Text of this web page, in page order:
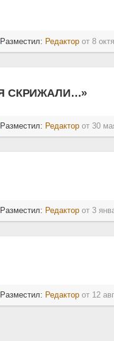
Разместил: Редактор от8
СКРИЖАЛИ…»
Разместил: Редактор от 30
Разместил: Редактор от 3
Разместил: Редактор от 12